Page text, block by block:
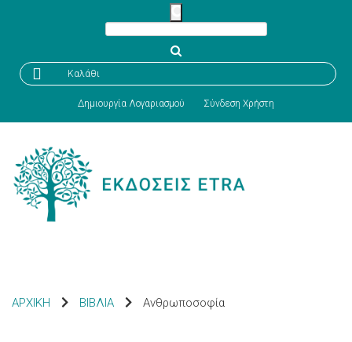
 Καλάθι
Δημιουργία Λογαριασμού Σύνδεση Χρήστη
ΑΡΧΙΚΗ ΒΙΒΛΙΑ Ανθρωποσοφία